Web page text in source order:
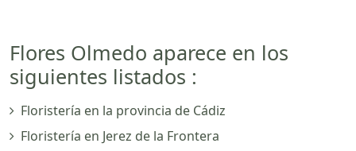
Flores Olmedo aparece en los
siguientes listados :
Floristería en la provincia de Cádiz
Floristería en Jerez de la Frontera